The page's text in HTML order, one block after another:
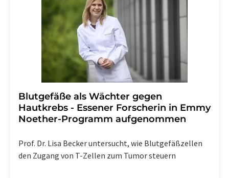
Blutgefäße als Wächter gegen
Hautkrebs - Essener Forscherin in Emmy
Noether-Programm aufgenommen
Prof. Dr. Lisa Becker untersucht, wie Blutgefäßzellen
den Zugang von T-Zellen zum Tumor steuern